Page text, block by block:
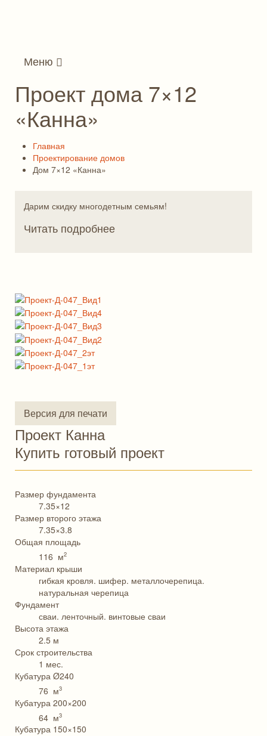
Меню
Проект дома 7×12
«Канна»
Главная
Проектирование домов
Дом 7×12 «Канна»
Дарим скидку многодетным семьям!
Читать подробнее
Версия для печати
Проект Канна
Купить готовый проект
Размер фундамента
7.35×12
Размер второго этажа
7.35×3.8
Общая площадь
116 м2
Материал крыши
гибкая кровля. шифер. металлочерепица.
натуральная черепица
Фундамент
сваи. ленточный. винтовые сваи
Высота этажа
2.5 м
Срок строительства
1 мес.
Кубатура Ø240
76 м3
Кубатура 200×200
64 м3
Кубатура 150×150